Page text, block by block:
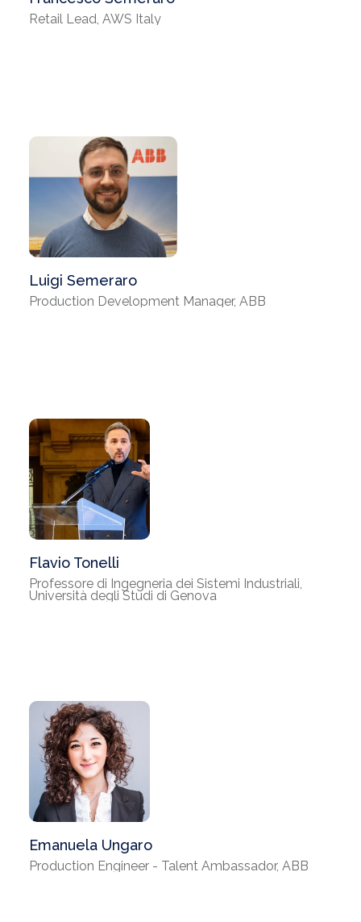
Retail Lead, AWS Italy
Luigi Semeraro
Production Development Manager, ABB
Flavio Tonelli
Professore di Ingegneria dei Sistemi Industriali,
Università degli Studi di Genova
Emanuela Ungaro
Production Engineer - Talent Ambassador, ABB